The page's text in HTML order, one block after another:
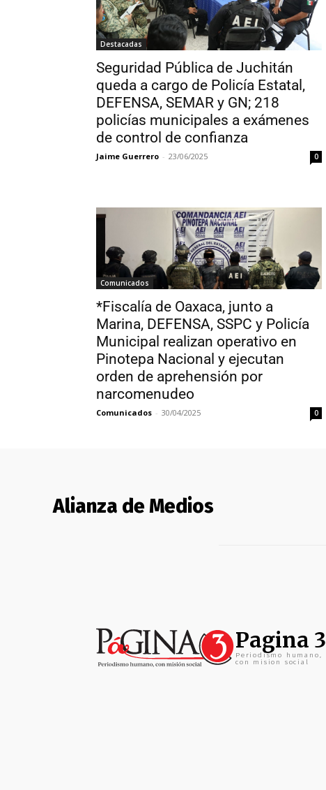
Destacadas
Seguridad Pública de Juchitán
queda a cargo de Policía Estatal,
DEFENSA, SEMAR y GN; 218
policías municipales a exámenes
de control de confianza
Jaime Guerrero - 23/06/2025 0
Comunicados
*Fiscalía de Oaxaca, junto a
Marina, DEFENSA, SSPC y Policía
Municipal realizan operativo en
Pinotepa Nacional y ejecutan
orden de aprehensión por
narcomenudeo
Comunicados - 30/04/2025 0
Alianza de Medios
Pagina 3
Periodismo humano,
con mision social